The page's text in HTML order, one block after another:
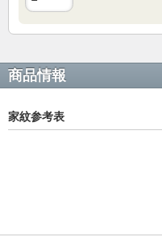
商品情報
家紋参考表